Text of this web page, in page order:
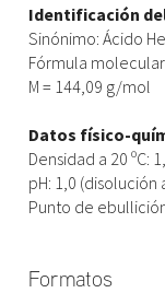
Identificación
Sinónimo: Ácido
Fórmula
M = 144,09 g/mol
Datos físico-
Densidad a 20 ºC:
pH: 1,0 (disolución
Punto de
Formatos